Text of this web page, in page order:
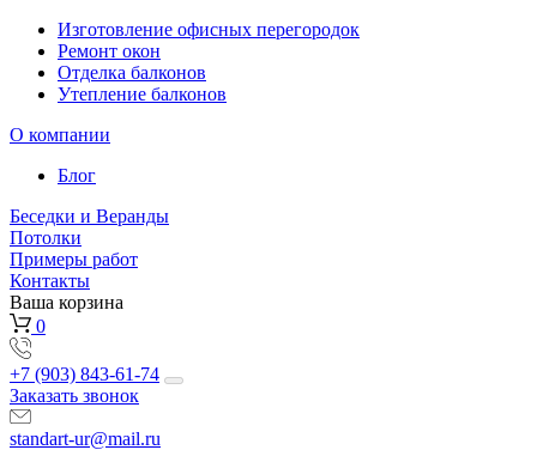
Изготовление офисных перегородок
Ремонт окон
Отделка балконов
Утепление балконов
О компании
Блог
Беседки и Веранды
Потолки
Примеры работ
Контакты
Ваша корзина
0
+7 (903) 843-61-74
Заказать звонок
standart-ur@mail.ru